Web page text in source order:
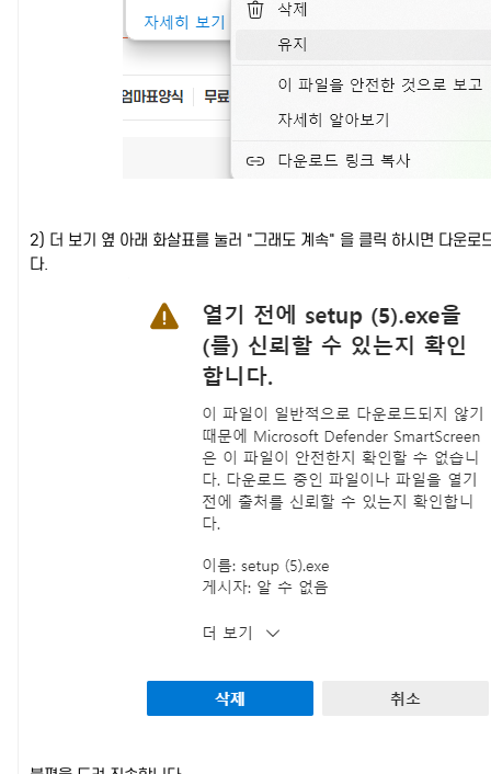
2) 더 보기 옆 아래 화살표를 눌러 "그래도 계속" 을 클릭 하시면 다운로
다.